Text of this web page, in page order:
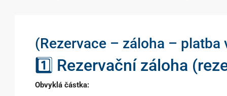
(Rezervace – záloha – platba
1️⃣ Rezervační záloha
Obvyklá částka: